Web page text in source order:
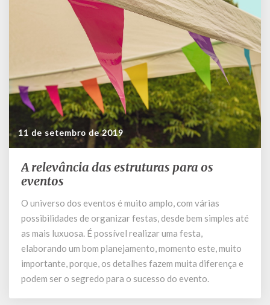
11 de setembro de 2019
A
relevância
estruturas
para
os
eventos
A relevância das estruturas para os
eventos
O universo dos eventos é muito amplo, com várias
possibilidades de organizar festas, desde bem simples até
as mais luxuosa. É possível realizar uma festa,
elaborando um bom planejamento, momento este, muito
importante, porque, os detalhes fazem muita diferença e
podem ser o segredo para o sucesso do evento.